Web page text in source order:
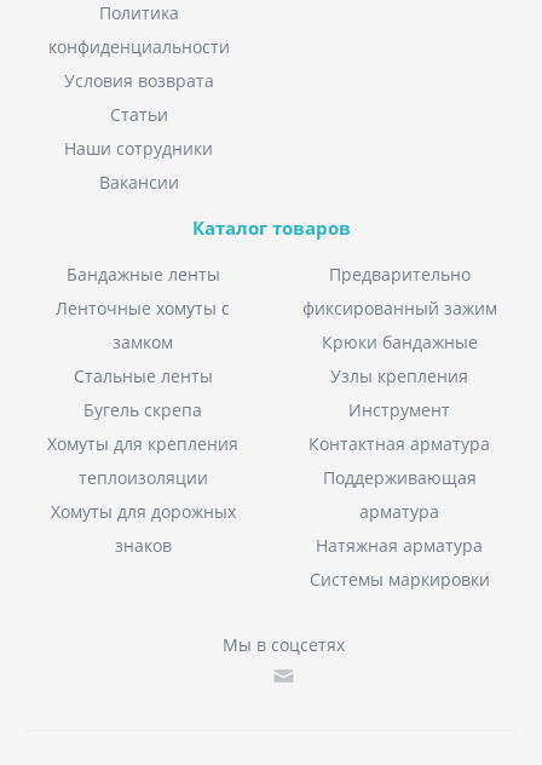
Политика
конфиденциальности
Условия возврата
Статьи
Наши сотрудники
Вакансии
Каталог товаров
Бандажные ленты
Ленточные хомуты с
замком
Стальные ленты
Бугель скрепа
Хомуты для крепления
теплоизоляции
Хомуты для дорожных
знаков
Предварительно
фиксированный зажим
Крюки бандажные
Узлы крепления
Инструмент
Контактная арматура
Поддерживающая
арматура
Натяжная арматура
Системы маркировки
Мы в соцсетях